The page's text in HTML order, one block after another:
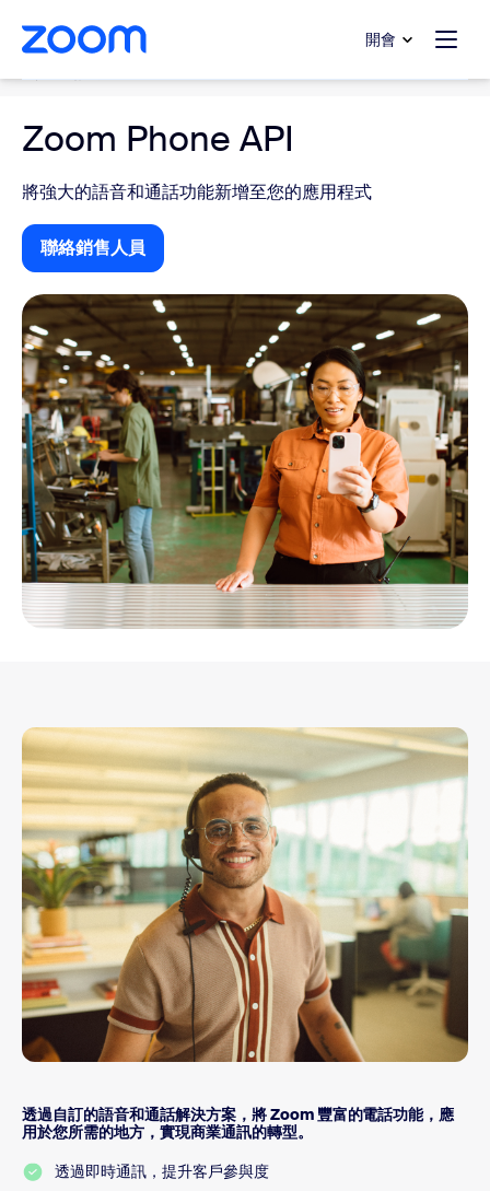
至主要內容
至協助聊天 開會
Zoom Phone API
將強大的語音和通話功能新增至您的應用程式
聯絡銷售人員
聯絡銷售人員
透過自訂的語音和通話解決方案，將 Zoom 豐富的電話功能，應
用於您所需的地方，實現商業通訊的轉型。
透過即時通訊，提升客戶參與度